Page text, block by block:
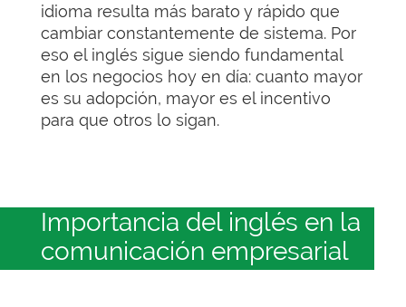
idioma resulta más barato y rápido que
cambiar constantemente de sistema. Por
eso el inglés sigue siendo fundamental
en los negocios hoy en día: cuanto mayor
es su adopción, mayor es el incentivo
para que otros lo sigan.
Importancia del inglés en la
comunicación empresarial